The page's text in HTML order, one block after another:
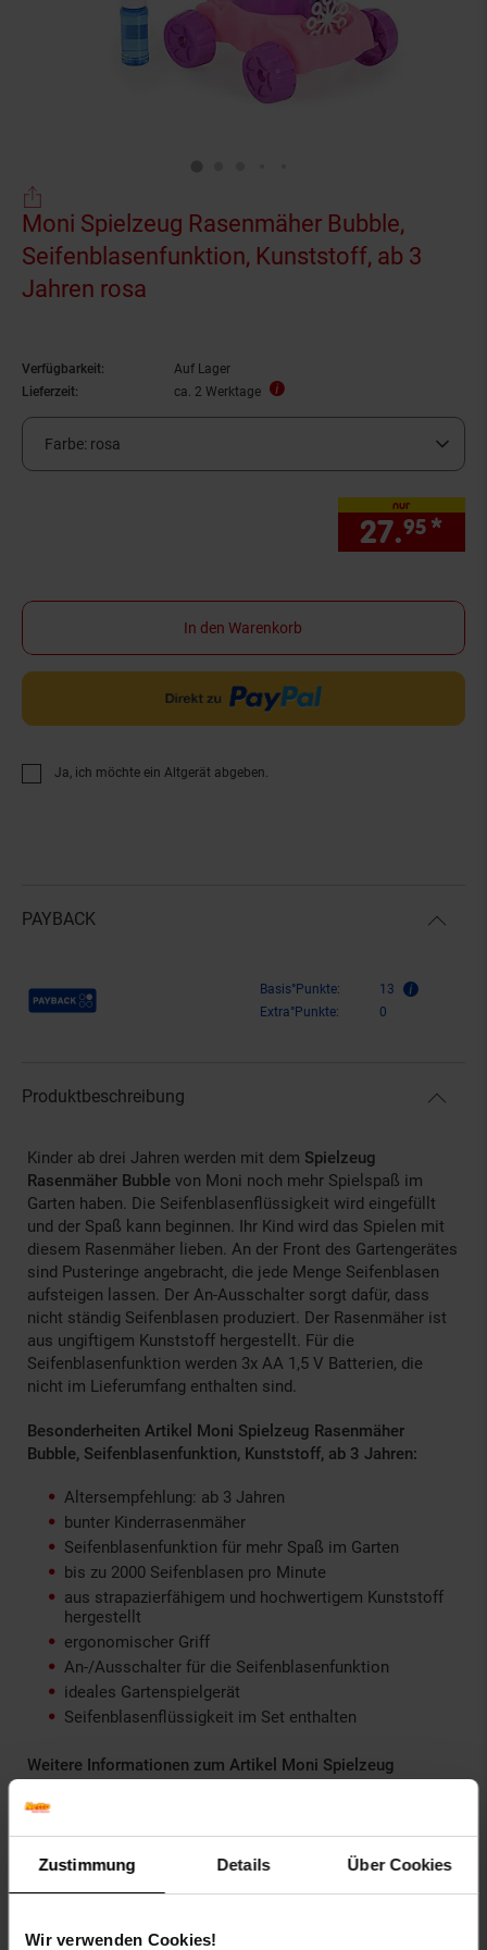
Zustimmung Details Über Cookies
Wir verwenden Cookies!
Moni Spielzeug Rasenmäher Bubble,
Seifenblasenfunktion, Kunststoff, ab 3
Jahren rosa
Verfügbarkeit:
Auf Lager
Lieferzeit:
ca. 2 Werktage
Farbe: rosa
nur
27.95 *
In den Warenkorb
Ja, ich möchte ein Altgerät abgeben.
PAYBACK
Payback Punkte Basis°Punkte:
13
Extra°Punkte:
0
Produktbeschreibung
Kinder ab drei Jahren werden mit dem Spielzeug
Rasenmäher Bubble von Moni noch mehr Spielspaß im
Garten haben. Die Seifenblasenflüssigkeit wird eingefüllt
und der Spaß kann beginnen. Ihr Kind wird das Spielen mit
diesem Rasenmäher lieben. An der Front des Gartengerätes
sind Pusteringe angebracht, die jede Menge Seifenblasen
aufsteigen lassen. Der An-Ausschalter sorgt dafür, dass
nicht ständig Seifenblasen produziert. Der Rasenmäher ist
aus ungiftigem Kunststoff hergestellt. Für die
Seifenblasenfunktion werden 3x AA 1,5 V Batterien, die
nicht im Lieferumfang enthalten sind.
Besonderheiten Artikel Moni Spielzeug Rasenmäher
Bubble, Seifenblasenfunktion, Kunststoff, ab 3 Jahren:
Altersempfehlung: ab 3 Jahren
bunter Kinderrasenmäher
Seifenblasenfunktion für mehr Spaß im Garten
bis zu 2000 Seifenblasen pro Minute
aus strapazierfähigem und hochwertigem Kunststoff
hergestellt
ergonomischer Griff
An-/Ausschalter für die Seifenblasenfunktion
ideales Gartenspielgerät
Seifenblasenflüssigkeit im Set enthalten
Weitere Informationen zum Artikel Moni Spielzeug
Jahren:
Artikelgewicht: 0,7 kg
Artikelmaße: L 25 x B 25 x H 60 cm
Versandgewicht: 1,1 kg